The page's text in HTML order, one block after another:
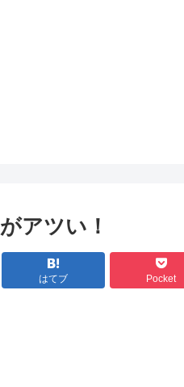
アツい！
はてブ Pocket